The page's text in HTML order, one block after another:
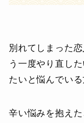
別れてしまった
う一度やり直し
たいと悩んでい
辛い悩みを抱え